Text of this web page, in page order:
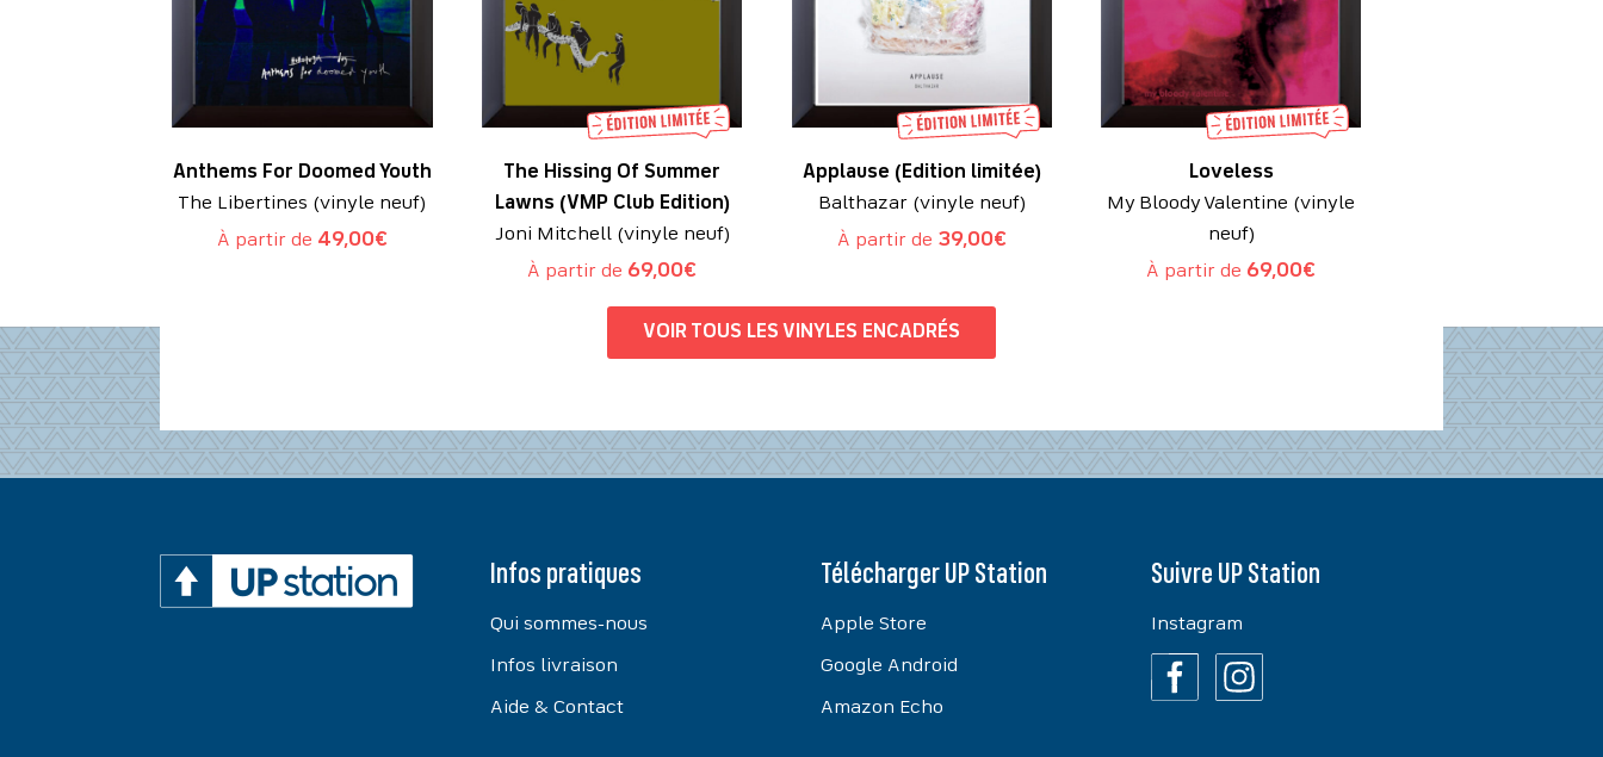
Anthems For Doomed Youth
The Libertines (vinyle neuf)
À partir de 49,00€
The Hissing Of Summer
Lawns (VMP Club Edition)
Joni Mitchell (vinyle neuf)
À partir de 69,00€
Applause (Edition limitée)
Balthazar (vinyle neuf)
À partir de 39,00€
Loveless
My Bloody Valentine (vinyle
neuf)
À partir de 69,00€
VOIR TOUS LES VINYLES ENCADRÉS
Infos pratiques
Qui sommes-nous
Infos livraison
Aide & Contact
Télécharger UP Station
Apple Store
Google Android
Amazon Echo
Suivre UP Station
Instagram